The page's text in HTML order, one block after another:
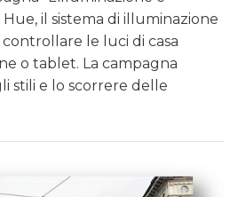
il sistema di illuminazione
le luci di casa
o tablet. La campagna
stili e lo scorrere delle